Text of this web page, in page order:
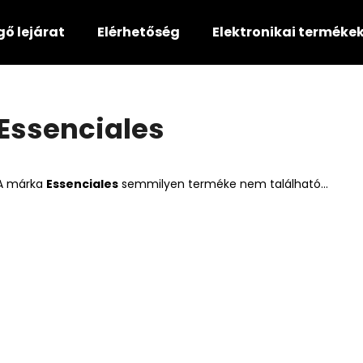
lejárat Elérhetőség Elektronikai
márka Essenciales semmilyen terméke nem található...